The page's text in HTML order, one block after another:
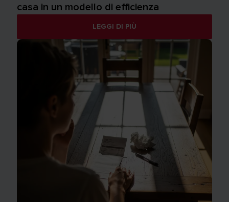
casa in un modello di efficienza
LEGGI DI PIÙ